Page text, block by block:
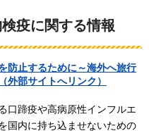
疫に関する情報
防止するために～海外へ旅行
外部サイトへリンク）
口蹄疫や高病原性インフルエ
国内に持ち込ませないための